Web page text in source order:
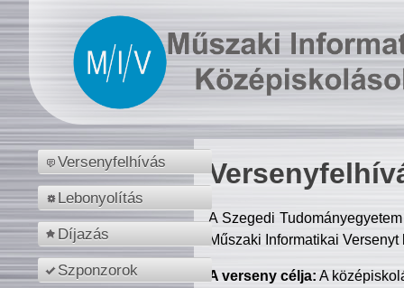
Versenyfelhívás
Lebonyolítás
Díjazás
Szponzorok
A Szegedi
Műszaki Informatikai
A verseny célja: A